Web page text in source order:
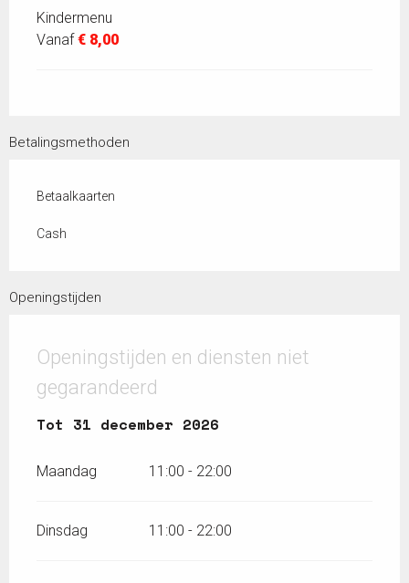
Kindermenu
Vanaf€ 8,00
Betalingsmethoden
Betaalkaarten
Cash
Openingstijden
Openingstijden en diensten niet
gegarandeerd
Vanaf20 maart 2026
Tot 31 december 2026
Maandag 11:00 - 22:00
Dinsdag 11:00 - 22:00